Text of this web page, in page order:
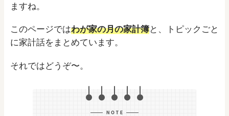
ますね。
このページではわが家の月の家計簿と、トピックごと
に家計話をまとめています。
それではどうぞ〜。